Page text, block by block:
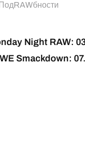
Night RAW:
Smackdown: